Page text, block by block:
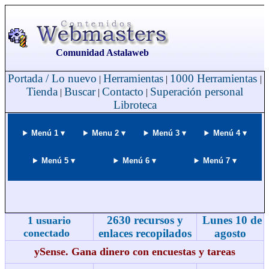
Comunidad Astalaweb
Portada / Lo nuevo | Herramientas | 1000 Herramientas |
Tienda | Buscar| Contacto | Superación personal
Libroteca
Menú 1 ▾ Menu 2 ▾ Menú 3 ▾ Menú 4 ▾
Menú 5 ▾ Menú 6 ▾ Menú 7 ▾
1 usuario
conectado
2630 recursos y
enlaces recopilados
Lunes 10 de
agosto
ySense. Gana dinero con encuestas y tareas